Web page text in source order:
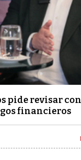
pide revisar
financieros